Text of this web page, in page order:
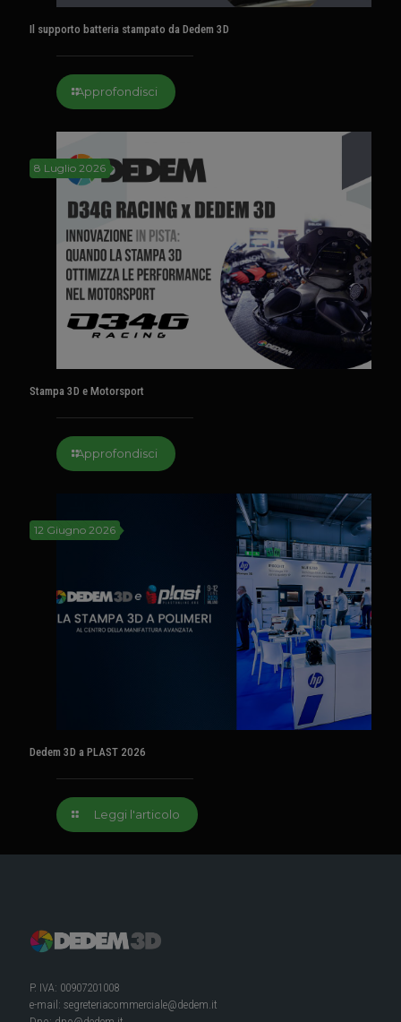
Il supporto batteria stampato da Dedem 3D
Approfondisci
8 Luglio 2026
Stampa 3D e Motorsport
Approfondisci
12 Giugno 2026
Dedem 3D a PLAST 2026
Leggi l'articolo
P. IVA: 00907201008
e-mail: segreteriacommerciale@dedem.it